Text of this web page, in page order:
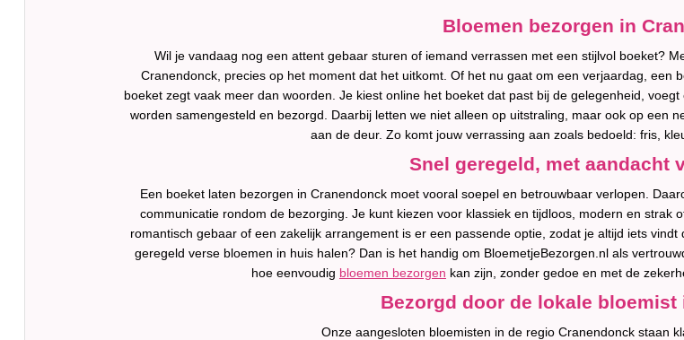
Bloemen bezorgen in
Wil je vandaag nog een attent gebaar sturen of iemand verrassen met een stijlvol boeket?
Cranendonck, precies op het moment dat het uitkomt. Of het nu gaat om een verjaardag,
boeket zegt vaak meer dan woorden. Je kiest online het boeket dat past bij de gelegenheid,
worden samengesteld en bezorgd. Daarbij letten we niet alleen op uitstraling, maar ook op een
aan de deur. Zo komt jouw verrassing aan zoals bedoeld: fris,
Snel geregeld, met aandacht
Een boeket laten bezorgen in Cranendonck moet vooral soepel en betrouwbaar verlopen.
communicatie rondom de bezorging. Je kunt kiezen voor klassiek en tijdloos, modern en strak
romantisch gebaar of een zakelijk arrangement is er een passende optie, zodat je altijd iets
geregeld verse bloemen in huis halen? Dan is het handig om BloemetjeBezorgen.nl als
hoe eenvoudig bloemen bezorgen kan zijn, zonder gedoe en met de
Bezorgd door de lokale bloemist
Onze aangesloten bloemisten in de regio Cranendonck staan